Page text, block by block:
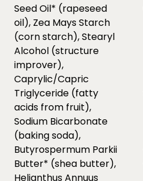
Seed Oil* (rapeseed
oil), Zea Mays Starch
(corn starch), Stearyl
Alcohol (structure
improver),
Caprylic/Capric
Triglyceride (fatty
acids from fruit),
Sodium Bicarbonate
(baking soda),
Butyrospermum Parkii
Butter* (shea butter),
Helianthus Annuus